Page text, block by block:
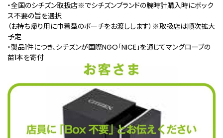
・全国のシチズン取扱店※でシチズンブランドの腕時計購入時にボック
ス不要の旨を選択
（お持ち帰り用に巾着型のポーチをお渡しします） ※取扱店は順次拡大
予定
・製品1件につき、シチズンが国際NGO「NICE」を通じてマングローブの
苗1本を寄付